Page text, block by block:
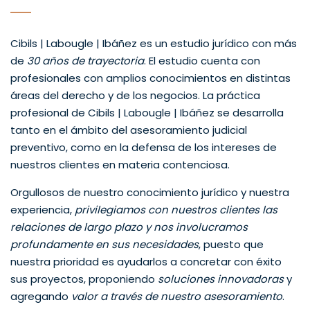
Cibils | Labougle | Ibáñez es un estudio jurídico con más
de 30 años de trayectoria. El estudio cuenta con
profesionales con amplios conocimientos en distintas
áreas del derecho y de los negocios. La práctica
profesional de Cibils | Labougle | Ibáñez se desarrolla
tanto en el ámbito del asesoramiento judicial
preventivo, como en la defensa de los intereses de
nuestros clientes en materia contenciosa.
Orgullosos de nuestro conocimiento jurídico y nuestra
experiencia, privilegiamos con nuestros clientes las
relaciones de largo plazo y nos involucramos
profundamente en sus necesidades, puesto que
nuestra prioridad es ayudarlos a concretar con éxito
sus proyectos, proponiendo soluciones innovadorasy
agregando valor a través de nuestro asesoramiento.